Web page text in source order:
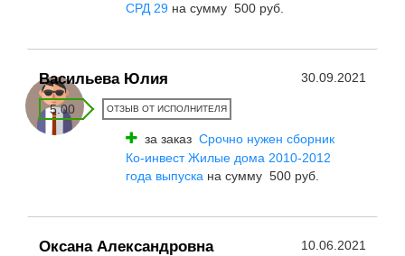
СРД 29 на сумму 500 руб.
Васильева Юлия 30.09.2021
5.00 ОТЗЫВ ОТ ИСПОЛНИТЕЛЯ
за заказ Срочно нужен сборник
Ко-инвест Жилые дома 2010-2012
года выпуска на сумму 500 руб.
Оксана Александровна 10.06.2021